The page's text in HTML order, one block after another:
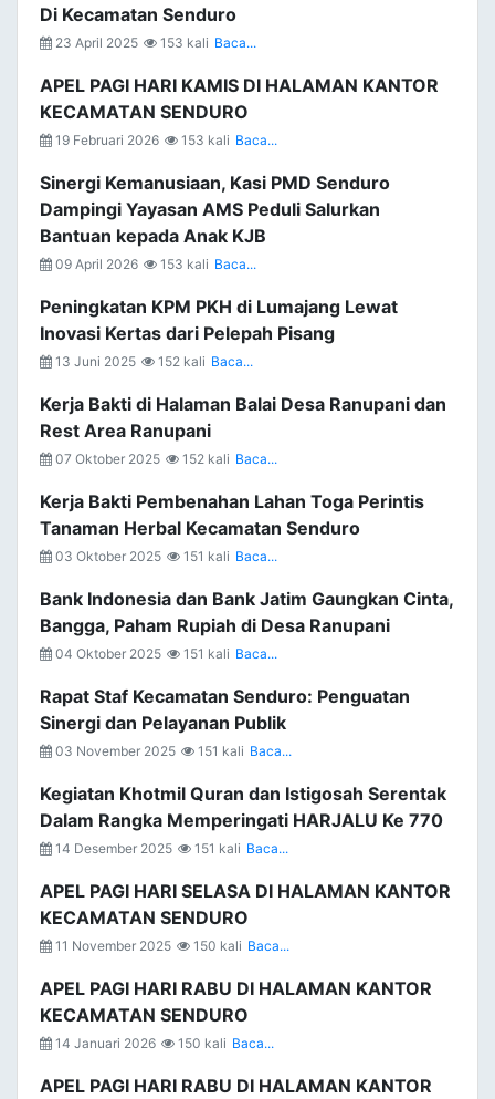
Di Kecamatan Senduro
23 April 2025 153 kali Baca...
APEL PAGI HARI KAMIS DI HALAMAN KANTOR
KECAMATAN SENDURO
19 Februari 2026 153 kali Baca...
Sinergi Kemanusiaan, Kasi PMD Senduro
Dampingi Yayasan AMS Peduli Salurkan
Bantuan kepada Anak KJB
09 April 2026 153 kali Baca...
Peningkatan KPM PKH di Lumajang Lewat
Inovasi Kertas dari Pelepah Pisang
13 Juni 2025 152 kali Baca...
Kerja Bakti di Halaman Balai Desa Ranupani dan
Rest Area Ranupani
07 Oktober 2025 152 kali Baca...
Kerja Bakti Pembenahan Lahan Toga Perintis
Tanaman Herbal Kecamatan Senduro
03 Oktober 2025 151 kali Baca...
Bank Indonesia dan Bank Jatim Gaungkan Cinta,
Bangga, Paham Rupiah di Desa Ranupani
04 Oktober 2025 151 kali Baca...
Rapat Staf Kecamatan Senduro: Penguatan
Sinergi dan Pelayanan Publik
03 November 2025 151 kali Baca...
Kegiatan Khotmil Quran dan Istigosah Serentak
Dalam Rangka Memperingati HARJALU Ke 770
14 Desember 2025 151 kali Baca...
APEL PAGI HARI SELASA DI HALAMAN KANTOR
KECAMATAN SENDURO
11 November 2025 150 kali Baca...
APEL PAGI HARI RABU DI HALAMAN KANTOR
KECAMATAN SENDURO
14 Januari 2026 150 kali Baca...
APEL PAGI HARI RABU DI HALAMAN KANTOR